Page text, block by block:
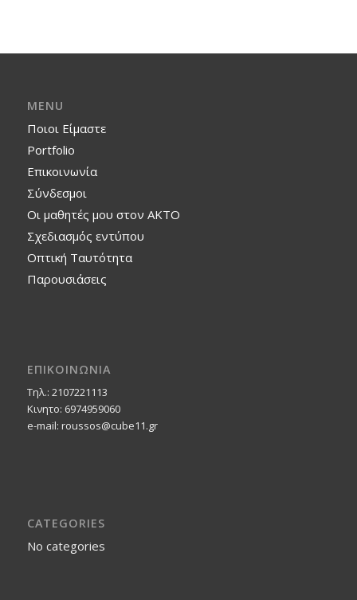
MENU
Ποιοι Είμαστε
Portfolio
Επικοινωνία
Σύνδεσμοι
Οι μαθητές μου στον ΑΚΤΟ
Σχεδιασμός εντύπου
Οπτική Ταυτότητα
Παρουσιάσεις
ΕΠΙΚΟΙΝΩΝΙΑ
Τηλ.: 2107221113
Κινητο: 6974959060
e-mail: roussos@cube11.gr
CATEGORIES
No categories